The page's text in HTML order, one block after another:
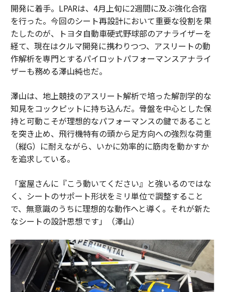
開発に着手。LPARは、4月上旬に2週間に及ぶ強化合宿
を行った。今回のシート再設計において重要な役割を果
たしたのが、トヨタ自動車硬式野球部のアナライザーを
経て、現在はクルマ開発に携わりつつ、アスリートの動
作解析を専門とするパイロットパフォーマンスアナライ
ザーも務める澤山純也だ。
澤山は、地上競技のアスリート解析で培った解剖学的な
知見をコックピットに持ち込んだ。骨盤を中心とした保
持と可動こそが理想的なパフォーマンスの鍵であること
を突き止め、飛行機特有の頭から足方向への強烈な荷重
（縦G）に耐えながら、いかに効率的に筋肉を動かすか
を追求している。
「室屋さんに『こう動いてください』と強いるのではな
く、シートのサポート形状をミリ単位で調整すること
で、無意識のうちに理想的な動作へと導く。それが新た
なシートの設計思想です」（澤山）